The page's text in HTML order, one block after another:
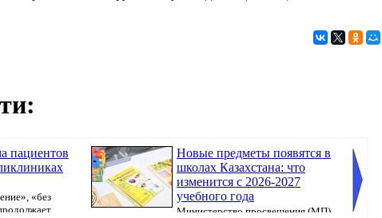
пациентов
«без
Новые предметы появятся в
школах Казахстана: что
изменится с 2026-2027
учебного года
Министерство просвещения (МП)